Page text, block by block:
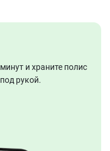
и храните полис
рукой.